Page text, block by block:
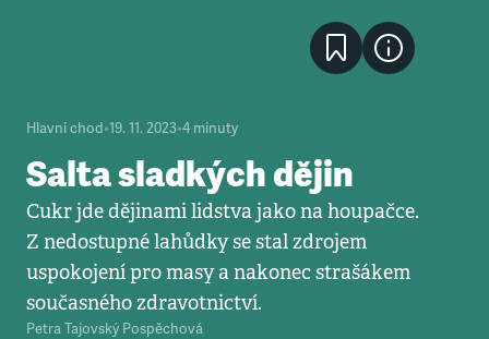
Hlavní chod•19. 11. 2023•4 minuty
Salta sladkých dějin
Cukr jde dějinami lidstva jako na houpačce.
Z nedostupné lahůdky se stal zdrojem
uspokojení pro masy a nakonec strašákem
současného zdravotnictví.
Petra Tajovský Pospěchová